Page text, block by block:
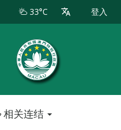
33°C 登入
相关连结